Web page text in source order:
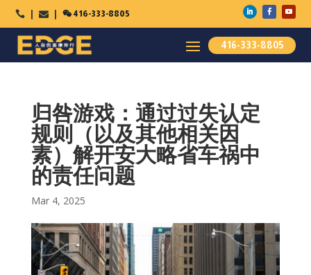
   416-333-8805
416-333-8805
归咎游戏：通过过失认定
规则（以及其他相关因
素）解开安大略省车祸中
的责任问题
Mar 4, 2025